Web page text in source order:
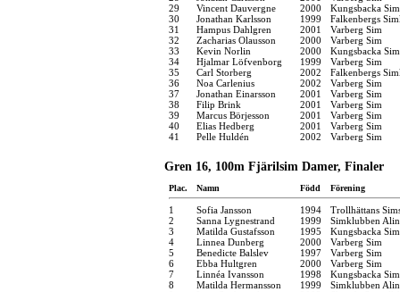
29
Vincent Dauvergne 2000
Kungsbacka
30
Jonathan Karlsson 1999
Falkenbergs
31
Hampus Dahlgren 2001
Varberg Sim
32
Zacharias Olausson 2000
Varberg Sim
33
Kevin Norlin 2000
Kungsbacka
34
Hjalmar Löfvenborg 1999
Varberg Sim
35
Carl Storberg 2002
Falkenbergs
36
Noa Carlenius 2002
Varberg Sim
37
Jonathan Einarsson 2001
Varberg Sim
38
Filip Brink 2001
Varberg Sim
39
Marcus Börjesson 2001
Varberg Sim
40
Elias Hedberg 2001
Varberg Sim
41
Pelle Huldén 2002 Varberg Sim
Gren 16, 100m Fjärilsim Damer, Finaler
Plac. Namn Född Förening
1 Sofia Jansson 1994
Trollhättans
2
Sanna Lygnestrand 1999
Simklubben
3
Matilda Gustafsson 1995
Kungsbacka
4
Linnea Dunberg 2000
Varberg Sim
5
Benedicte Balslev 1997
Varberg Sim
6
Ebba Hultgren 2000
Varberg Sim
7
Linnéa Ivansson 1998
Kungsbacka
8
Matilda Hermansson 1999
Simklubben